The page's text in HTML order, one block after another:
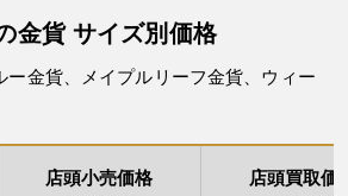
金貨 サイズ別価格
ー金貨、メイプルリーフ金貨、ウィー
店頭小売価格 店頭買取価